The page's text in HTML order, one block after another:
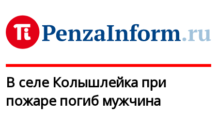
В селе Колышлейка при
пожаре погиб мужчина